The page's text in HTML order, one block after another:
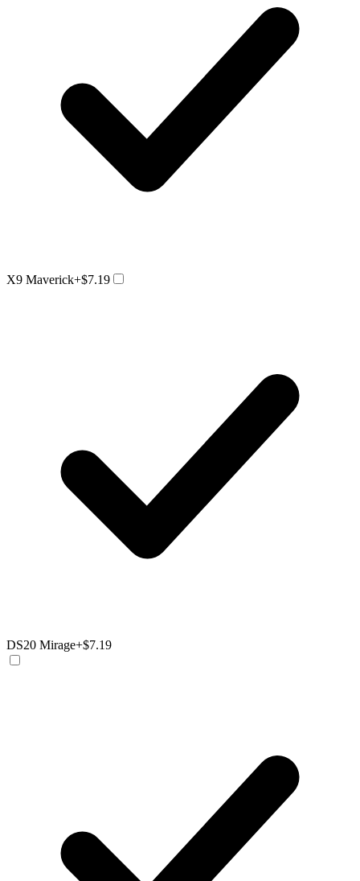
X9 Maverick+$7.19
DS20 Mirage+$7.19